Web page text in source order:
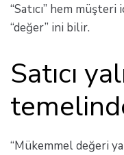
“Satıcı” hem
“değer” ini bilir.
Satıcı
“Mükemmel değeri